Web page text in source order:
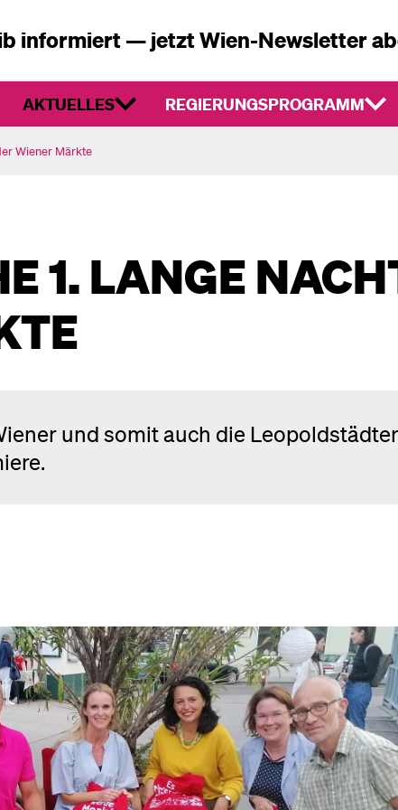
informiert — jetzt Wien-Newsletter
AKTUELLES REGIERUNGSPROGRAMM
Wiener Märkte
1. LANGE
und somit auch die Leopoldstädter